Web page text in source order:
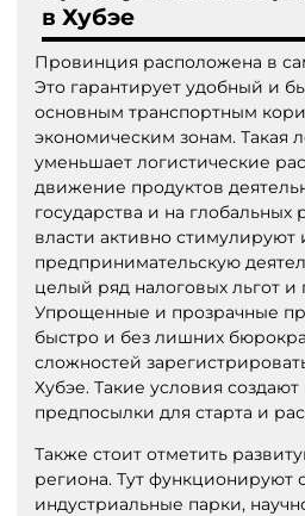
в Хубэе
Провинция расположена в
Это гарантирует удобный и
основным транспортным
экономическим зонам. Такая
уменьшает логистические
движение продуктов
государства и на глобальных
власти активно
предпринимательскую
целый ряд налоговых льгот
Упрощенные и прозрачные
быстро и без лишних
сложностей
Хубэе. Такие условия
предпосылки для старта и
Также стоит отметить
региона. Тут функционируют
индустриальные парки,